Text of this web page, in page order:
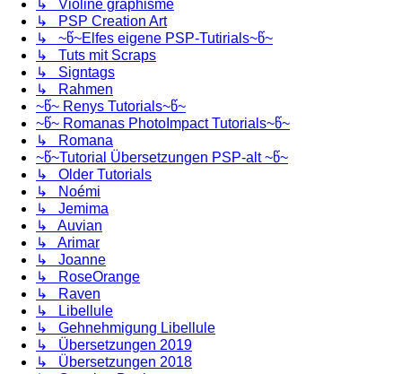
↳ Violine graphisme
↳ PSP Creation Art
↳ ~წ~Elfes eigene PSP-Tutirials~წ~
↳ Tuts mit Scraps
↳ Signtags
↳ Rahmen
~წ~ Renys Tutorials~წ~
~წ~ Romanas PhotoImpact Tutorials~წ~
↳ Romana
~წ~Tutorial Übersetzungen PSP-alt ~წ~
↳ Older Tutorials
↳ Noémi
↳ Jemima
↳ Auvian
↳ Arimar
↳ Joanne
↳ RoseOrange
↳ Raven
↳ Libellule
↳ Gehnehmigung Libellule
↳ Übersetzungen 2019
↳ Übersetzungen 2018